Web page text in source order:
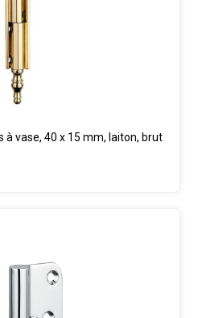
à vase, 40 x 15 mm, laiton, brut